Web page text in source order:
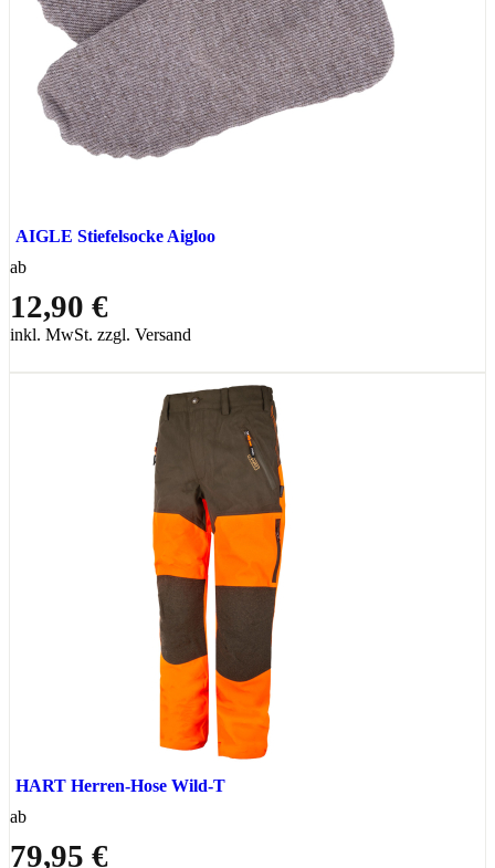
AIGLE Stiefelsocke Aigloo
ab
12,90 €
inkl. MwSt. zzgl. Versand
HART Herren-Hose Wild-T
ab
79,95 €